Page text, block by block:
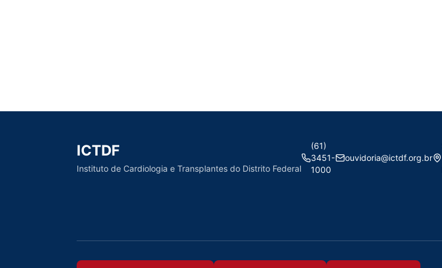
ICTDF
Instituto de Cardiologia e Transplantes do Distrito Federal
(61)
3451-
1000
ouvidoria@ictdf.org.br